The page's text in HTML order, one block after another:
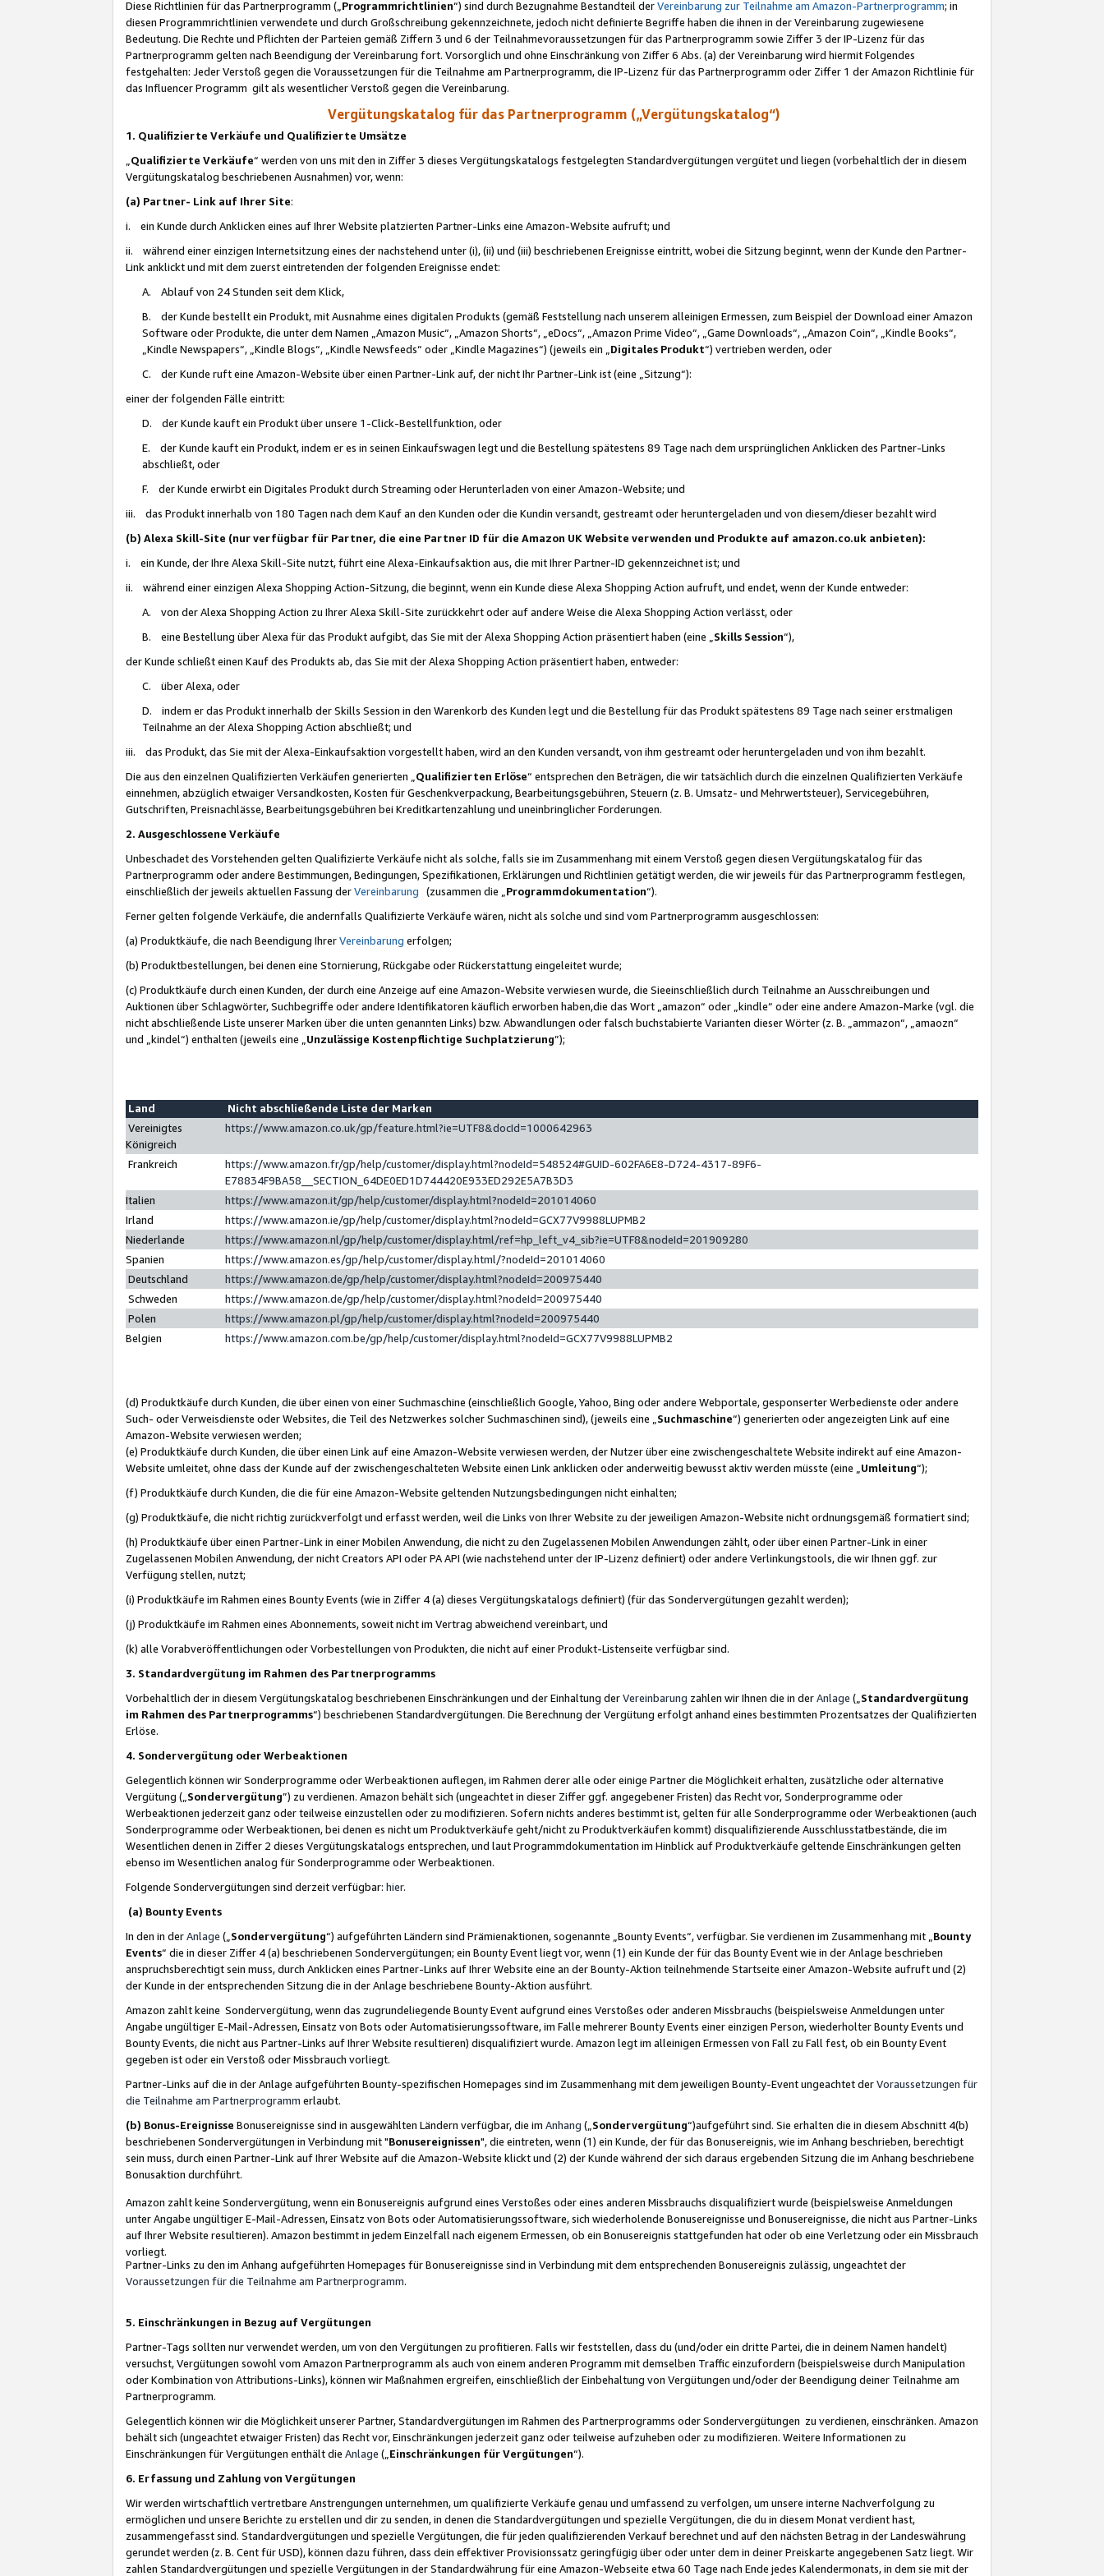
Diese Richtlinien für das Partnerprogramm („Programmrichtlinien“) sind durch Bezugnahme Bestandteil derVereinbarung zur Teilnahme am Amazon-Partnerprogramm; in
diesen Programmrichtlinien verwendete und durch Großschreibung gekennzeichnete, jedoch nicht definierte Begriffe haben die ihnen in der Vereinbarung zugewiesene
Bedeutung. Die Rechte und Pflichten der Parteien gemäß Ziffern 3 und 6 der Teilnahmevoraussetzungen für das Partnerprogramm sowie Ziffer 3 der IP-Lizenz für das
Partnerprogramm gelten nach Beendigung der Vereinbarung fort. Vorsorglich und ohne Einschränkung von Ziffer 6 Abs. (a) der Vereinbarung wird hiermit Folgendes
festgehalten: Jeder Verstoß gegen die Voraussetzungen für die Teilnahme am Partnerprogramm, die IP-Lizenz für das Partnerprogramm oder Ziffer 1 der Amazon Richtlinie für
das Influencer Programm gilt als wesentlicher Verstoß gegen die Vereinbarung.
Vergütungskatalog für das Partnerprogramm („Vergütungskatalog“)
1. Qualifizierte Verkäufe und Qualifizierte Umsätze
Qualifizierte Verkäufe“ werden von uns mit den in Ziffer 3 dieses Vergütungskatalogs festgelegten Standardvergütungen vergütet und liegen (vorbehaltlich der in diesem
Vergütungskatalog beschriebenen Ausnahmen) vor, wenn:
(a) Partner- Link auf Ihrer Site:
i. ein Kunde durch Anklicken eines auf Ihrer Website platzierten Partner-Links eine Amazon-Website aufruft; und
ii. während einer einzigen Internetsitzung eines der nachstehend unter (i), (ii) und (iii) beschriebenen Ereignisse eintritt, wobei die Sitzung beginnt, wenn der Kunde den Partner-
Link anklickt und mit dem zuerst eintretenden der folgenden Ereignisse endet:
A. Ablauf von 24 Stunden seit dem Klick,
B. der Kunde bestellt ein Produkt, mit Ausnahme eines digitalen Produkts (gemäß Feststellung nach unserem alleinigen Ermessen, zum Beispiel der Download einer Amazon
Software oder Produkte, die unter dem Namen „Amazon Music“, „Amazon Shorts“, „eDocs“, „Amazon Prime Video“, „Game Downloads“, „Amazon Coin“, „Kindle Books“,
„Kindle Newspapers“, „Kindle Blogs“, „Kindle Newsfeeds“ oder „Kindle Magazines“) (jeweils ein „ Digitales Produkt“) vertrieben werden, oder
C. der Kunde ruft eine Amazon-Website über einen Partner-Link auf, der nicht Ihr Partner-Link ist (eine „Sitzung“):
einer der folgenden Fälle eintritt:
D. der Kunde kauft ein Produkt über unsere 1-Click-Bestellfunktion, oder
E. der Kunde kauft ein Produkt, indem er es in seinen Einkaufswagen legt und die Bestellung spätestens 89 Tage nach dem ursprünglichen Anklicken des Partner-Links
abschließt, oder
F. der Kunde erwirbt ein Digitales Produkt durch Streaming oder Herunterladen von einer Amazon-Website; und
iii. das Produkt innerhalb von 180 Tagen nach dem Kauf an den Kunden oder die Kundin versandt, gestreamt oder heruntergeladen und von diesem/dieser bezahlt wird
(b) Alexa Skill-Site (nur verfügbar für Partner, die eine Partner ID für die Amazon UK Website verwenden und Produkte auf amazon.co.uk anbieten):
i. ein Kunde, der Ihre Alexa Skill-Site nutzt, führt eine Alexa-Einkaufsaktion aus, die mit Ihrer Partner-ID gekennzeichnet ist; und
ii. während einer einzigen Alexa Shopping Action-Sitzung, die beginnt, wenn ein Kunde diese Alexa Shopping Action aufruft, und endet, wenn der Kunde entweder:
A. von der Alexa Shopping Action zu Ihrer Alexa Skill-Site zurückkehrt oder auf andere Weise die Alexa Shopping Action verlässt, oder
B. eine Bestellung über Alexa für das Produkt aufgibt, das Sie mit der Alexa Shopping Action präsentiert haben (eine „ Skills Session“),
der Kunde schließt einen Kauf des Produkts ab, das Sie mit der Alexa Shopping Action präsentiert haben, entweder:
C. über Alexa, oder
D. indem er das Produkt innerhalb der Skills Session in den Warenkorb des Kunden legt und die Bestellung für das Produkt spätestens 89 Tage nach seiner erstmaligen
Teilnahme an der Alexa Shopping Action abschließt; und
iii. das Produkt, das Sie mit der Alexa-Einkaufsaktion vorgestellt haben, wird an den Kunden versandt, von ihm gestreamt oder heruntergeladen und von ihm bezahlt.
Die aus den einzelnen Qualifizierten Verkäufen generierten „ Qualifizierten Erlöse“ entsprechen den Beträgen, die wir tatsächlich durch die einzelnen Qualifizierten Verkäufe
einnehmen, abzüglich etwaiger Versandkosten, Kosten für Geschenkverpackung, Bearbeitungsgebühren, Steuern (z. B. Umsatz- und Mehrwertsteuer), Servicegebühren,
Gutschriften, Preisnachlässe, Bearbeitungsgebühren bei Kreditkartenzahlung und uneinbringlicher Forderungen.
2. Ausgeschlossene Verkäufe
Unbeschadet des Vorstehenden gelten Qualifizierte Verkäufe nicht als solche, falls sie im Zusammenhang mit einem Verstoß gegen diesen Vergütungskatalog für das
Partnerprogramm oder andere Bestimmungen, Bedingungen, Spezifikationen, Erklärungen und Richtlinien getätigt werden, die wir jeweils für das Partnerprogramm festlegen,
einschließlich der jeweils aktuellen Fassung derVereinbarung (zusammen die „ Programmdokumentation“).
Ferner gelten folgende Verkäufe, die andernfalls Qualifizierte Verkäufe wären, nicht als solche und sind vom Partnerprogramm ausgeschlossen:
(a) Produktkäufe, die nach Beendigung IhrerVereinbarung erfolgen;
(b) Produktbestellungen, bei denen eine Stornierung, Rückgabe oder Rückerstattung eingeleitet wurde;
(c) Produktkäufe durch einen Kunden, der durch eine Anzeige auf eine Amazon-Website verwiesen wurde, die Sieeinschließlich durch Teilnahme an Ausschreibungen und
Auktionen über Schlagwörter, Suchbegriffe oder andere Identifikatoren käuflich erworben haben,die das Wort „amazon“ oder „kindle“ oder eine andere Amazon-Marke (vgl. die
nicht abschließende Liste unserer Marken über die unten genannten Links) bzw. Abwandlungen oder falsch buchstabierte Varianten dieser Wörter (z. B. „ammazon“, „amaozn“
und „kindel“) enthalten (jeweils eine „ Unzulässige Kostenpflichtige Suchplatzierung”);
Land
Nicht abschließende Liste der Marken
Vereinigtes
Königreich
https://www.amazon.co.uk/gp/feature.html?ie=UTF8&docId=1000642963
Frankreich
https://www.amazon.fr/gp/help/customer/display.html?nodeId=548524#GUID-602FA6E8-D724-4317-89F6-
E78834F9BA58__SECTION_64DE0ED1D744420E933ED292E5A7B3D3
Italien
https://www.amazon.it/gp/help/customer/display.html?nodeId=201014060
Irland
https://www.amazon.ie/gp/help/customer/display.html?nodeId=GCX77V9988LUPMB2
Niederlande
https://www.amazon.nl/gp/help/customer/display.html/ref=hp_left_v4_sib?ie=UTF8&nodeId=201909280
Spanien
https://www.amazon.es/gp/help/customer/display.html/?nodeId=201014060
Deutschland
https://www.amazon.de/gp/help/customer/display.html?nodeId=200975440
Schweden
https://www.amazon.de/gp/help/customer/display.html?nodeId=200975440
Polen
https://www.amazon.pl/gp/help/customer/display.html?nodeId=200975440
Belgien
https://www.amazon.com.be/gp/help/customer/display.html?nodeId=GCX77V9988LUPMB2
(d) Produktkäufe durch Kunden, die über einen von einer Suchmaschine (einschließlich Google, Yahoo, Bing oder andere Webportale, gesponserter Werbedienste oder andere
Such- oder Verweisdienste oder Websites, die Teil des Netzwerkes solcher Suchmaschinen sind), (jeweils eine „ Suchmaschine“) generierten oder angezeigten Link auf eine
Amazon-Website verwiesen werden;
(e) Produktkäufe durch Kunden, die über einen Link auf eine Amazon-Website verwiesen werden, der Nutzer über eine zwischengeschaltete Website indirekt auf eine Amazon-
Website umleitet, ohne dass der Kunde auf der zwischengeschalteten Website einen Link anklicken oder anderweitig bewusst aktiv werden müsste (eine „ Umleitung“);
(f) Produktkäufe durch Kunden, die die für eine Amazon-Website geltenden Nutzungsbedingungen nicht einhalten;
(g) Produktkäufe, die nicht richtig zurückverfolgt und erfasst werden, weil die Links von Ihrer Website zu der jeweiligen Amazon-Website nicht ordnungsgemäß formatiert sind;
(h) Produktkäufe über einen Partner-Link in einer Mobilen Anwendung, die nicht zu den Zugelassenen Mobilen Anwendungen zählt, oder über einen Partner-Link in einer
Zugelassenen Mobilen Anwendung, der nicht Creators API oder PA API (wie nachstehend unter der IP-Lizenz definiert) oder andere Verlinkungstools, die wir Ihnen ggf. zur
Verfügung stellen, nutzt;
(i) Produktkäufe im Rahmen eines Bounty Events (wie in Ziffer 4 (a) dieses Vergütungskatalogs definiert) (für das Sondervergütungen gezahlt werden);
(j) Produktkäufe im Rahmen eines Abonnements, soweit nicht im Vertrag abweichend vereinbart, und
(k) alle Vorabveröffentlichungen oder Vorbestellungen von Produkten, die nicht auf einer Produkt-Listenseite verfügbar sind.
3. Standardvergütung im Rahmen des Partnerprogramms
Vorbehaltlich der in diesem Vergütungskatalog beschriebenen Einschränkungen und der Einhaltung derVereinbarung zahlen wir Ihnen die in derAnlage („ Standardvergütung
im Rahmen des Partnerprogramms“) beschriebenen Standardvergütungen. Die Berechnung der Vergütung erfolgt anhand eines bestimmten Prozentsatzes der Qualifizierten
Erlöse.
4. Sondervergütung oder Werbeaktionen
Gelegentlich können wir Sonderprogramme oder Werbeaktionen auflegen, im Rahmen derer alle oder einige Partner die Möglichkeit erhalten, zusätzliche oder alternative
Vergütung („ Sondervergütung”) zu verdienen. Amazon behält sich (ungeachtet in dieser Ziffer ggf. angegebener Fristen) das Recht vor, Sonderprogramme oder
Werbeaktionen jederzeit ganz oder teilweise einzustellen oder zu modifizieren. Sofern nichts anderes bestimmt ist, gelten für alle Sonderprogramme oder Werbeaktionen (auch
Sonderprogramme oder Werbeaktionen, bei denen es nicht um Produktverkäufe geht/nicht zu Produktverkäufen kommt) disqualifizierende Ausschlusstatbestände, die im
Wesentlichen denen in Ziffer 2 dieses Vergütungskatalogs entsprechen, und laut Programmdokumentation im Hinblick auf Produktverkäufe geltende Einschränkungen gelten
ebenso im Wesentlichen analog für Sonderprogramme oder Werbeaktionen.
Folgende Sondervergütungen sind derzeit verfügbar: hier.
(a) Bounty Events
In den in derAnlage („ Sondervergütung“) aufgeführten Ländern sind Prämienaktionen, sogenannte „Bounty Events“, verfügbar. Sie verdienen im Zusammenhang mit „ Bounty
Events“ die in dieser Ziffer 4 (a) beschriebenen Sondervergütungen; ein Bounty Event liegt vor, wenn (1) ein Kunde der für das Bounty Event wie in der Anlage beschrieben
anspruchsberechtigt sein muss, durch Anklicken eines Partner-Links auf Ihrer Website eine an der Bounty-Aktion teilnehmende Startseite einer Amazon-Website aufruft und (2)
der Kunde in der entsprechenden Sitzung die in der Anlage beschriebene Bounty-Aktion ausführt.
Amazon zahlt keine Sondervergütung, wenn das zugrundeliegende Bounty Event aufgrund eines Verstoßes oder anderen Missbrauchs (beispielsweise Anmeldungen unter
Angabe ungültiger E-Mail-Adressen, Einsatz von Bots oder Automatisierungssoftware, im Falle mehrerer Bounty Events einer einzigen Person, wiederholter Bounty Events und
Bounty Events, die nicht aus Partner-Links auf Ihrer Website resultieren) disqualifiziert wurde. Amazon legt im alleinigen Ermessen von Fall zu Fall fest, ob ein Bounty Event
gegeben ist oder ein Verstoß oder Missbrauch vorliegt.
Partner-Links auf die in der Anlage aufgeführten Bounty-spezifischen Homepages sind im Zusammenhang mit dem jeweiligen Bounty-Event ungeachtet derVoraussetzungen für
die Teilnahme am Partnerprogramm erlaubt.
(b) Bonus-Ereignisse Bonusereignisse sind in ausgewählten Ländern verfügbar, die im Anhang („ Sondervergütung“)aufgeführt sind. Sie erhalten die in diesem Abschnitt 4(b)
beschriebenen Sondervergütungen in Verbindung mit "Bonusereignissen", die eintreten, wenn (1) ein Kunde, der für das Bonusereignis, wie im Anhang beschrieben, berechtigt
sein muss, durch einen Partner-Link auf Ihrer Website auf die Amazon-Website klickt und (2) der Kunde während der sich daraus ergebenden Sitzung die im Anhang beschriebene
Bonusaktion durchführt.
Amazon zahlt keine Sondervergütung, wenn ein Bonusereignis aufgrund eines Verstoßes oder eines anderen Missbrauchs disqualifiziert wurde (beispielsweise Anmeldungen
unter Angabe ungültiger E-Mail-Adressen, Einsatz von Bots oder Automatisierungssoftware, sich wiederholende Bonusereignisse und Bonusereignisse, die nicht aus Partner-Links
auf Ihrer Website resultieren). Amazon bestimmt in jedem Einzelfall nach eigenem Ermessen, ob ein Bonusereignis stattgefunden hat oder ob eine Verletzung oder ein Missbrauch
vorliegt.
Partner-Links zu den im Anhang aufgeführten Homepages für Bonusereignisse sind in Verbindung mit dem entsprechenden Bonusereignis zulässig, ungeachtet der
Voraussetzungen für die Teilnahme am Partnerprogramm.
5. Einschränkungen in Bezug auf Vergütungen
Partner-Tags sollten nur verwendet werden, um von den Vergütungen zu profitieren. Falls wir feststellen, dass du (und/oder ein dritte Partei, die in deinem Namen handelt)
versuchst, Vergütungen sowohl vom Amazon Partnerprogramm als auch von einem anderen Programm mit demselben Traffic einzufordern (beispielsweise durch Manipulation
oder Kombination von Attributions-Links), können wir Maßnahmen ergreifen, einschließlich der Einbehaltung von Vergütungen und/oder der Beendigung deiner Teilnahme am
Partnerprogramm.
Gelegentlich können wir die Möglichkeit unserer Partner, Standardvergütungen im Rahmen des Partnerprogramms oder Sondervergütungen zu verdienen, einschränken. Amazon
behält sich (ungeachtet etwaiger Fristen) das Recht vor, Einschränkungen jederzeit ganz oder teilweise aufzuheben oder zu modifizieren. Weitere Informationen zu
Einschränkungen für Vergütungen enthält die Anlage („ Einschränkungen für Vergütungen“).
6. Erfassung und Zahlung von Vergütungen
Wir werden wirtschaftlich vertretbare Anstrengungen unternehmen, um qualifizierte Verkäufe genau und umfassend zu verfolgen, um unsere interne Nachverfolgung zu
ermöglichen und unsere Berichte zu erstellen und dir zu senden, in denen die Standardvergütungen und spezielle Vergütungen, die du in diesem Monat verdient hast,
zusammengefasst sind. Standardvergütungen und spezielle Vergütungen, die für jeden qualifizierenden Verkauf berechnet und auf den nächsten Betrag in der Landeswährung
gerundet werden (z. B. Cent für USD), können dazu führen, dass dein effektiver Provisionssatz geringfügig über oder unter dem in deiner Preiskarte angegebenen Satz liegt. Wir
zahlen Standardvergütungen und spezielle Vergütungen in der Standardwährung für eine Amazon-Webseite etwa 60 Tage nach Ende jedes Kalendermonats, in dem sie mit der